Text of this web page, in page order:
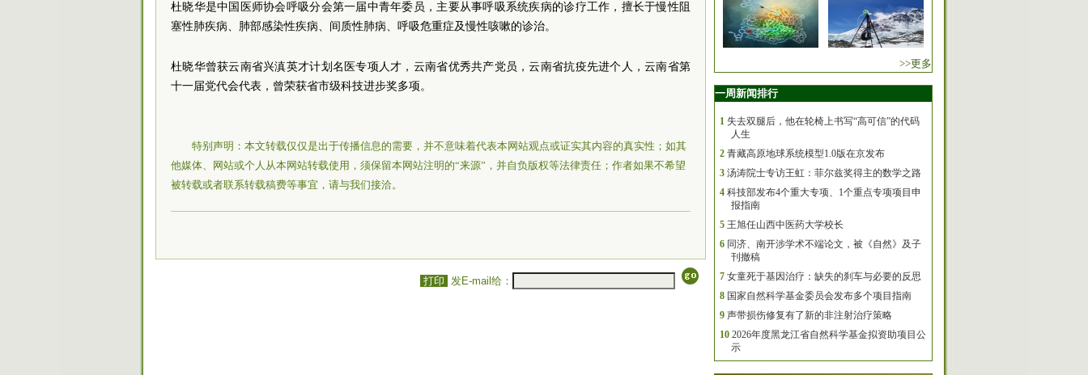
杜晓华是中国医师协会呼吸分会第一届中青年委员，主要从事呼吸系统疾病的诊疗工作，擅长于慢性阻
塞性肺疾病、肺部感染性疾病、间质性肺病、呼吸危重症及慢性咳嗽的诊治。
杜晓华曾获云南省兴滇英才计划名医专项人才，云南省优秀共产党员，云南省抗疫先进个人，云南省第
十一届党代会代表，曾荣获省市级科技进步奖多项。
特别声明：本文转载仅仅是出于传播信息的需要，并不意味着代表本网站观点或证实其内容的真实性；如其
他媒体、网站或个人从本网站转载使用，须保留本网站注明的“来源”，并自负版权等法律责任；作者如果不希望
被转载或者联系转载稿费等事宜，请与我们接洽。
打印 发E-mail给：
>>更多
一周新闻排行
1 失去双腿后，他在轮椅上书写“高可信”的代码
人生
2 青藏高原地球系统模型1.0版在京发布
3 汤涛院士专访王虹：菲尔兹奖得主的数学之路
4 科技部发布4个重大专项、1个重点专项项目申
报指南
5 王旭任山西中医药大学校长
6 同济、南开涉学术不端论文，被《自然》及子
刊撤稿
7 女童死于基因治疗：缺失的刹车与必要的反思
8 国家自然科学基金委员会发布多个项目指南
9 声带损伤修复有了新的非注射治疗策略
10 2026年度黑龙江省自然科学基金拟资助项目公
示